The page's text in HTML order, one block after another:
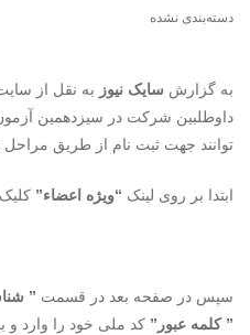
دسته‌بندی نشده
به گزارش سایک نیوز به نقل از
داوطلبین شرکت در سیزدهمین
توانند جهت ثبت نام از طریق مراحل
ابتدا بر روی لینک “ویژه اعضاء”
سپس در صفحه بعد در قسمت ”
” کلمه عبور” کد ملی خود را وارد